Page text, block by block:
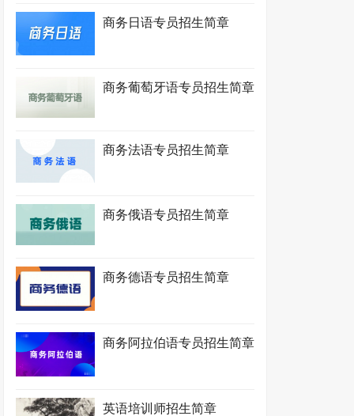
商务日语专员招生简章
商务葡萄牙语专员招生简章
商务法语专员招生简章
商务俄语专员招生简章
商务德语专员招生简章
商务阿拉伯语专员招生简章
英语培训师招生简章